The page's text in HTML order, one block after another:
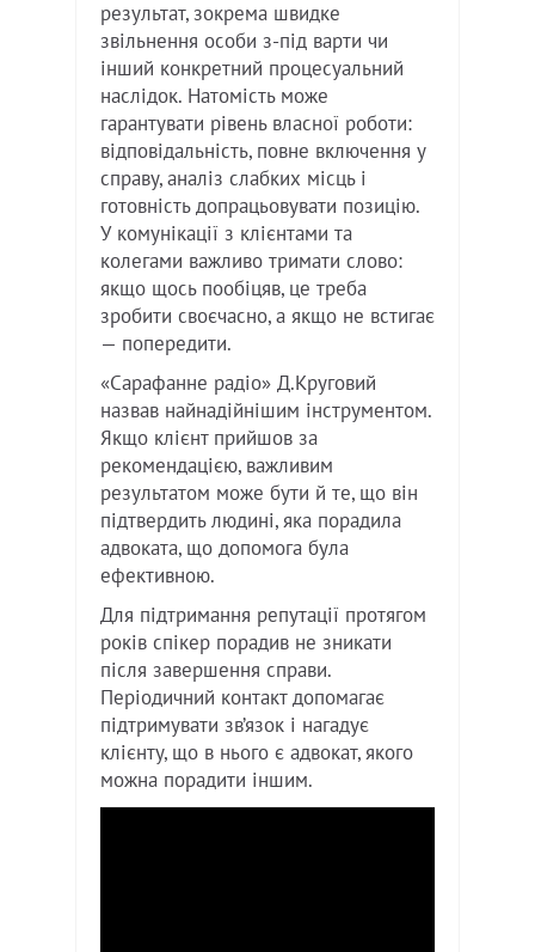
результат, зокрема швидке
звільнення особи з-під варти чи
інший конкретний процесуальний
наслідок. Натомість може
гарантувати рівень власної роботи:
відповідальність, повне включення у
справу, аналіз слабких місць і
готовність допрацьовувати позицію.
У комунікації з клієнтами та
колегами важливо тримати слово:
якщо щось пообіцяв, це треба
зробити своєчасно, а якщо не встигає
— попередити.
«Сарафанне радіо» Д.Круговий
назвав найнадійнішим інструментом.
Якщо клієнт прийшов за
рекомендацією, важливим
результатом може бути й те, що він
підтвердить людині, яка порадила
адвоката, що допомога була
ефективною.
Для підтримання репутації протягом
років спікер порадив не зникати
після завершення справи.
Періодичний контакт допомагає
підтримувати зв’язок і нагадує
клієнту, що в нього є адвокат, якого
можна порадити іншим.